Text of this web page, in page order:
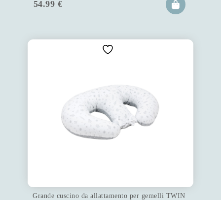
54.99 €
Grande cuscino da allattamento per gemelli TWIN